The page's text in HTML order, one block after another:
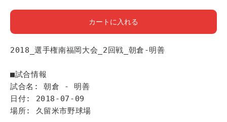
カートに入れる
2018_選手権南福岡大会_2回戦_朝倉-明善
■試合情報
試合名: 朝倉 - 明善
日付: 2018-07-09
場所: 久留米市野球場